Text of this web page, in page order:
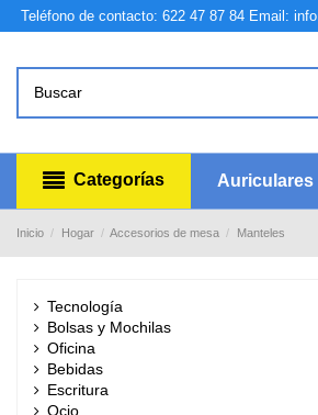
Teléfono de contacto: 622 47 87 84 Email:
Categorías Auriculares
Inicio Hogar Accesorios de mesa Manteles
Tecnología
Bolsas y Mochilas
Oficina
Bebidas
Escritura
Ocio